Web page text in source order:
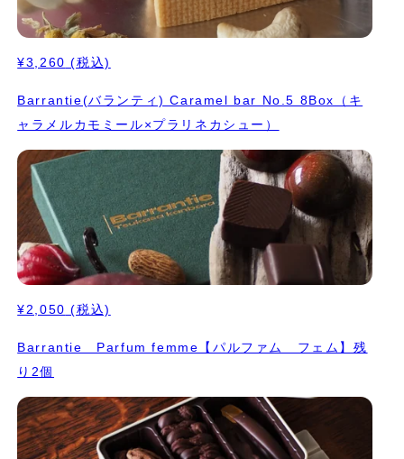
¥3,260 (税込)
Barrantie(バランティ) Caramel bar No.5 8Box（キ
ャラメルカモミール×プラリネカシュー）
¥2,050 (税込)
Barrantie Parfum femme【パルファム フェム】残
り2個